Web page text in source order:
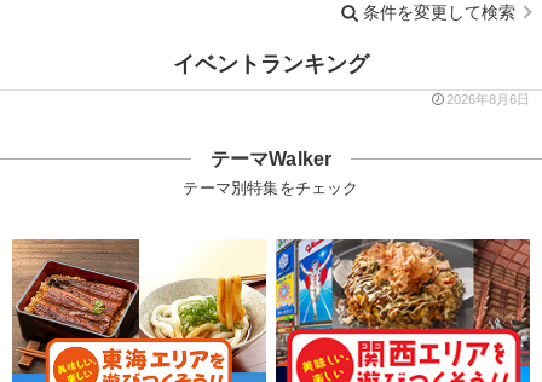
条件を変更して検索
イベントランキング
2026年8月6日
テーマWalker
テーマ別特集をチェック